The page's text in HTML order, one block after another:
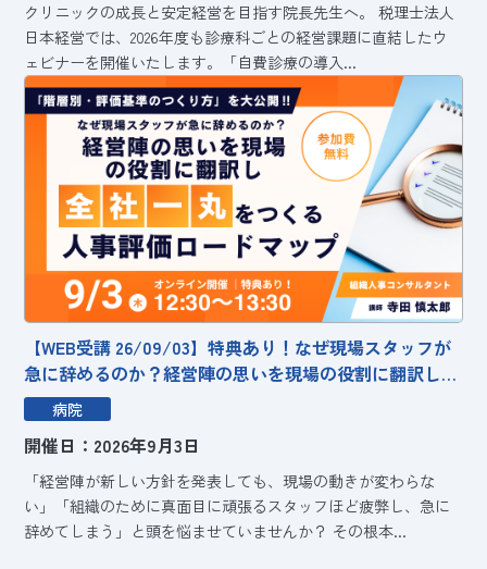
クリニックの成長と安定経営を目指す院長先生へ。 税理士法人
日本経営では、2026年度も診療科ごとの経営課題に直結したウ
ェビナーを開催いたします。「自費診療の導入...
【WEB受講 26/09/03】特典あり！なぜ現場スタッフが
急に辞めるのか？経営陣の思いを現場の役割に翻訳し、
全社一丸をつくる人事評価ロードマップ ～「理念の浸
透」から「納得の評価」まで。現場の“諦め”を防ぎ、離
職を止めるマネジメントの具体策～
病院
開催日：2026年9月3日
「経営陣が新しい方針を発表しても、現場の動きが変わらな
い」「組織のために真面目に頑張るスタッフほど疲弊し、急に
辞めてしまう」と頭を悩ませていませんか？ その根本...